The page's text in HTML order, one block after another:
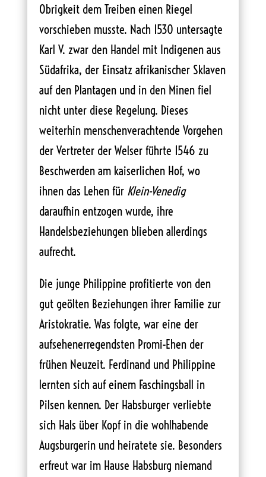
Obrigkeit dem Treiben einen Riegel
vorschieben musste. Nach 1530 untersagte
Karl V. zwar den Handel mit Indigenen aus
Südafrika, der Einsatz afrikanischer Sklaven
auf den Plantagen und in den Minen fiel
nicht unter diese Regelung. Dieses
weiterhin menschenverachtende Vorgehen
der Vertreter der Welser führte 1546 zu
Beschwerden am kaiserlichen Hof, wo
ihnen das Lehen für Klein-Venedig
daraufhin entzogen wurde, ihre
Handelsbeziehungen blieben allerdings
aufrecht.
Die junge Philippine profitierte von den
gut geölten Beziehungen ihrer Familie zur
Aristokratie. Was folgte, war eine der
aufsehenerregendsten Promi-Ehen der
frühen Neuzeit. Ferdinand und Philippine
lernten sich auf einem Faschingsball in
Pilsen kennen. Der Habsburger verliebte
sich Hals über Kopf in die wohlhabende
Augsburgerin und heiratete sie. Besonders
erfreut war im Hause Habsburg niemand